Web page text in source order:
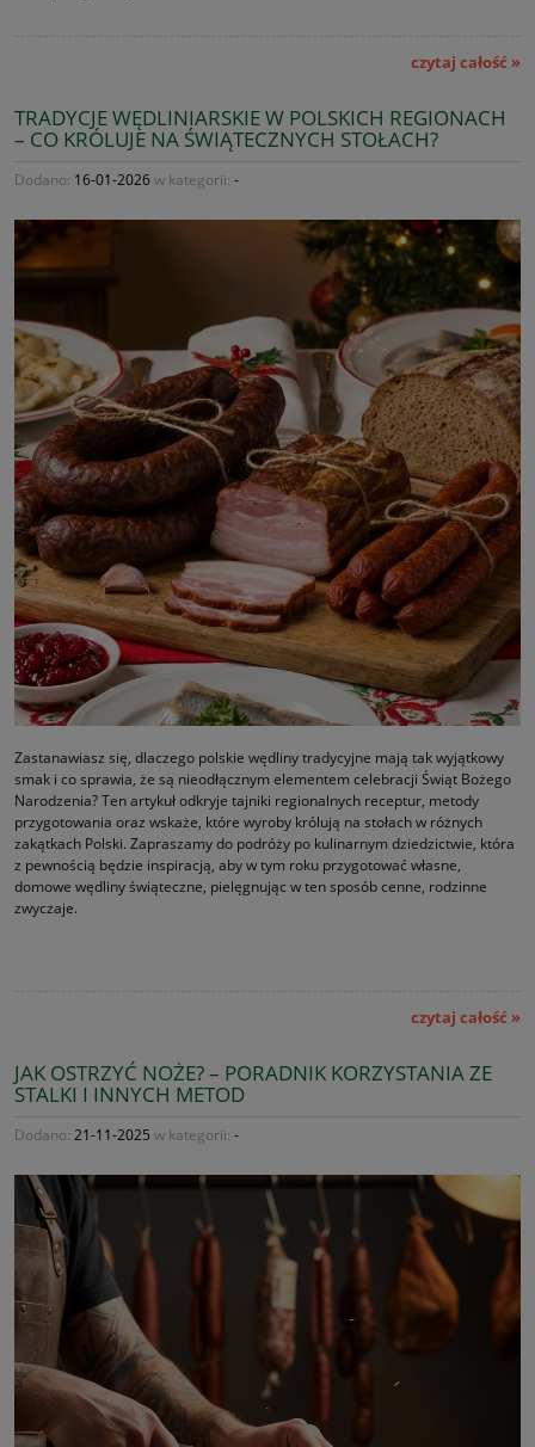
czytaj całość »
TRADYCJE WĘDLINIARSKIE W POLSKICH REGIONACH
– CO KRÓLUJE NA ŚWIĄTECZNYCH STOŁACH?
Dodano: 16-01-2026w kategorii: -
Zastanawiasz się, dlaczego polskie wędliny tradycyjne mają tak wyjątkowy
smak i co sprawia, że są nieodłącznym elementem celebracji Świąt Bożego
Narodzenia? Ten artykuł odkryje tajniki regionalnych receptur, metody
przygotowania oraz wskaże, które wyroby królują na stołach w różnych
zakątkach Polski. Zapraszamy do podróży po kulinarnym dziedzictwie, która
z pewnością będzie inspiracją, aby w tym roku przygotować własne,
domowe wędliny świąteczne, pielęgnując w ten sposób cenne, rodzinne
zwyczaje.
czytaj całość »
JAK OSTRZYĆ NOŻE? – PORADNIK KORZYSTANIA ZE
STALKI I INNYCH METOD
Dodano: 21-11-2025 w kategorii: -